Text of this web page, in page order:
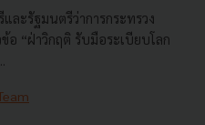
ะรัฐมนตรีว่าการกระทรวง
อ “ฝ่าวิกฤติ รับมือระเบียบโลก